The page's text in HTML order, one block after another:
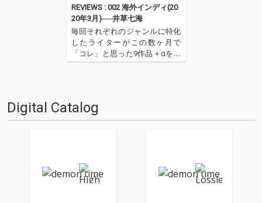
REVIEWS : 002 海外インディ(20
20年3月)──井草七海
毎回それぞれのジャンルに特化
したライターがこの数ヶ月で
「コレ」と思った9作品＋αを紹
介するコーナー。今回はTURN
で各所で注目を集める気鋭の音
楽ライター、井草七海が登場。
Digital Catalog